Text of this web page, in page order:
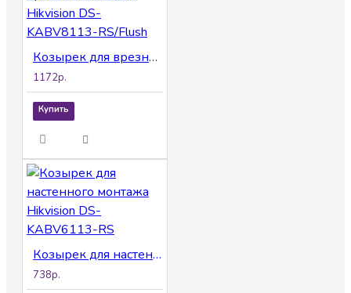
Козырек для врезного монтажа Hikvision DS-KABV8113-RS/Flush
1172р.
Купить
Козырек для настенного монтажа Hikvision DS-KABV6113-RS
738р.